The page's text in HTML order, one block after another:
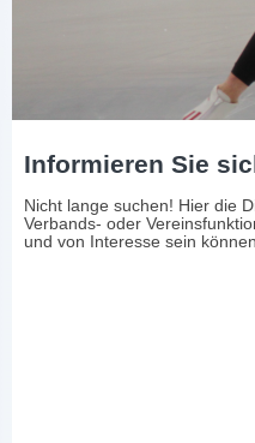
Informieren Sie
Nicht lange suchen! Hier die
Verbands- oder
und von Interesse sein